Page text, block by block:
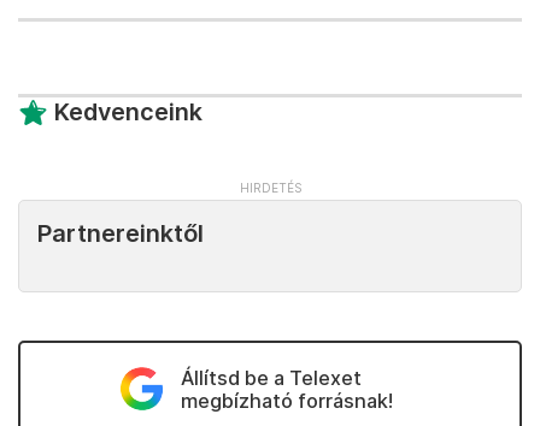
Kedvenceink
Partnereinktől
Állítsd be a Telexet
megbízható forrásnak!